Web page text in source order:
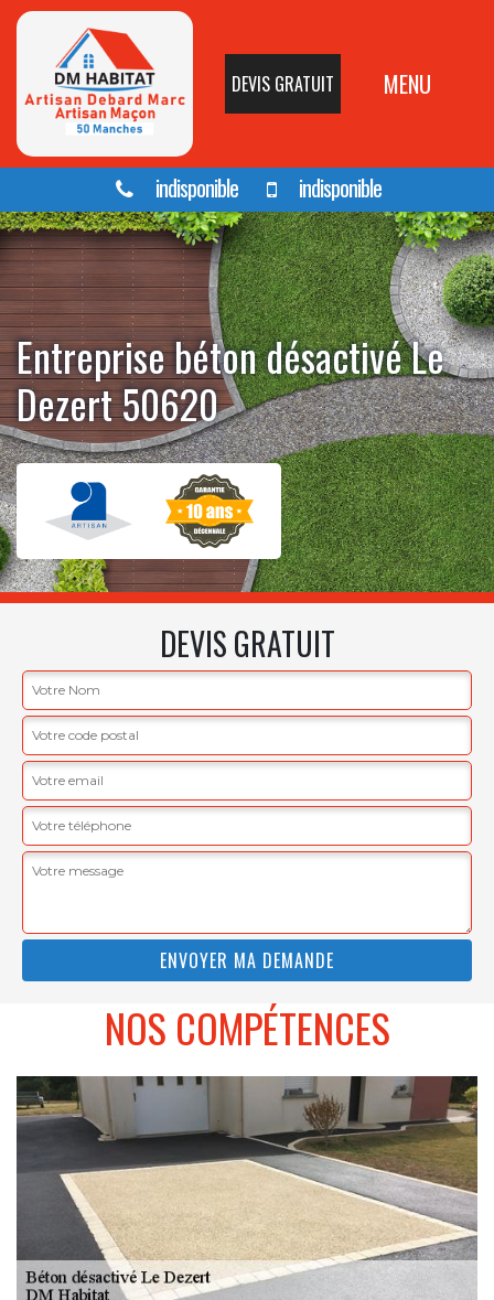
DEVIS GRATUIT MENU
indisponible indisponible
Entreprise béton désactivé Le
Dezert 50620
DEVIS GRATUIT
NOS COMPÉTENCES